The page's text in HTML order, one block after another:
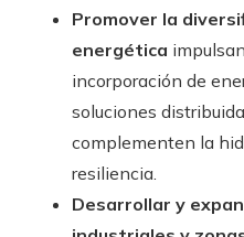
Promover la
energética
incorporación de
soluciones
complementen la
resiliencia.
Desarrollar y